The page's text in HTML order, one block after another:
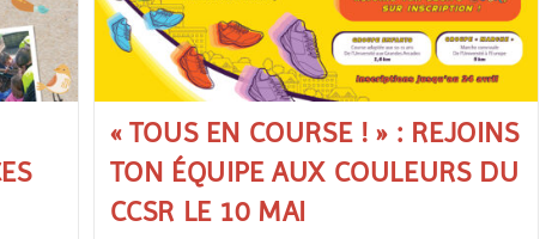
« TOUS EN COURSE ! » : REJOINS
TON ÉQUIPE AUX COULEURS DU
CCSR LE 10 MAI